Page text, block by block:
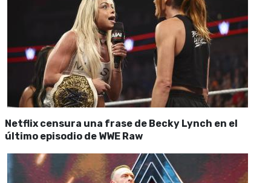
Netflix censura una frase de Becky Lynch en el
último episodio de WWE Raw